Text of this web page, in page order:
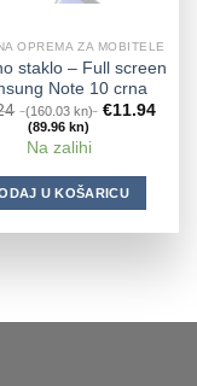
OPREMA ZA MOBITELE
staklo – Full screen
Note 10 crna
(160.03 kn) €11.94
(89.96 kn)
Na zalihi
U KOŠARICU